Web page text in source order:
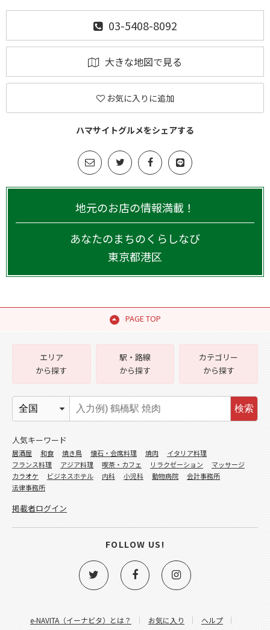
03-5408-8092
大きな地図で見る
お気に入りに追加
ハマサイトグルメをシェアする
地元のお店の情報満載！
あなたのまちのくらしなび
東京都港区
PAGE TOP
e-NAVITA（イーナビタ）とは？ お気に入り ヘルプ
エリア
から探す
駅・路線
から探す
カテゴリー
から探す
検索
人気キーワード
居酒屋 和食 焼き鳥 懐石・会席料理 焼肉
イタリア料理
フランス料理
アジア料理 喫茶・カフェ リラクゼーション
マッサージ
カラオケ
ビジネスホテル 内科 小児科 動物病院
会計事務所
法律事務所
掲載者ログイン
FOLLOW US!